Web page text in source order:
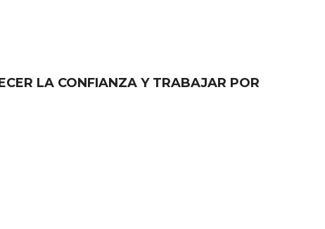
LA CONFIANZA Y TRABAJAR POR